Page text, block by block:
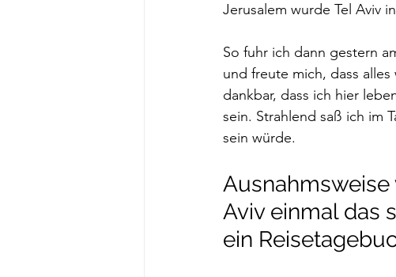
Jerusalem wurde Tel Aviv
So fuhr ich dann gestern
und freute mich, dass
dankbar, dass ich hier
sein. Strahlend saß ich im
sein würde.
Ausnahmsweise
Aviv einmal das
ein